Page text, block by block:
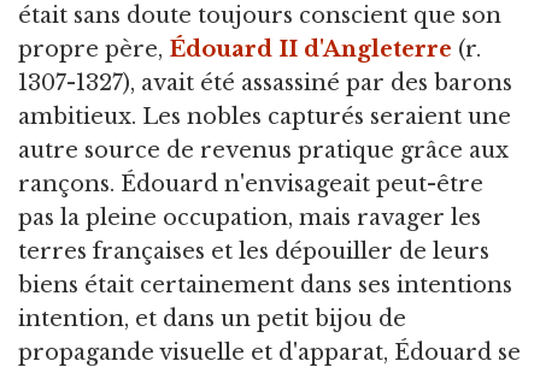
était sans doute toujours conscient que son
propre père, Édouard II d'Angleterre (r.
1307-1327), avait été assassiné par des barons
ambitieux. Les nobles capturés seraient une
autre source de revenus pratique grâce aux
rançons. Édouard n'envisageait peut-être
pas la pleine occupation, mais ravager les
terres françaises et les dépouiller de leurs
biens était certainement dans ses intentions
intention, et dans un petit bijou de
propagande visuelle et d'apparat, Édouard se